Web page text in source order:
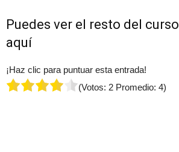
Puedes ver el resto del curso
aquí
¡Haz clic para puntuar esta entrada!
(Votos: 2 Promedio: 4)